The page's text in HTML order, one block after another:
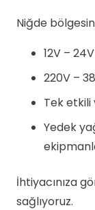
Niğde
12V –
220V –
Tek
Yedek
İhtiyacınıza
sağlıyoruz.